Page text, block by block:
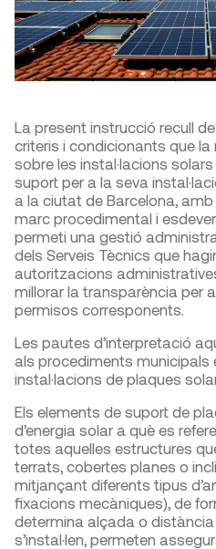
La present instrucció recull
criteris i condicionants que
sobre les instal·lacions
suport per a la seva
a la ciutat de Barcelona, amb
marc procedimental i
permeti una gestió
dels Serveis Tècnics que
autoritzacions
millorar la transparència per
permisos corresponents.
Les pautes d’interpretació
als procediments municipals
instal·lacions de plaques
Els elements de suport de
d’energia solar a què es
totes aquelles estructures
terrats, cobertes planes o
mitjançant diferents tipus
fixacions mecàniques), de
determina alçada o
s’instal·len, permeten